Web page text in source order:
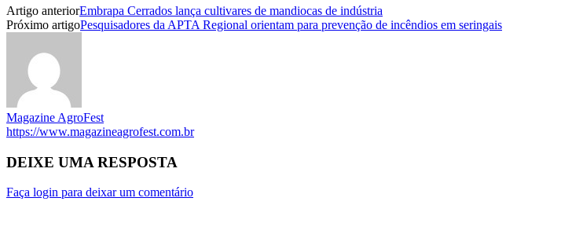
Artigo anteriorEmbrapa Cerrados lança cultivares de mandiocas de indústria
Próximo artigoPesquisadores da APTA Regional orientam para prevenção de incêndios em seringais
Magazine AgroFest
https://www.magazineagrofest.com.br
DEIXE UMA RESPOSTA
Faça login para deixar um comentário